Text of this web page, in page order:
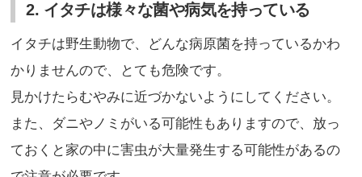
2. イタチは様々な菌や病気を持っている
イタチは野生動物で、どんな病原菌を持っているかわ
かりませんので、とても危険です。
見かけたらむやみに近づかないようにしてください。
また、ダニやノミがいる可能性もありますので、放っ
ておくと家の中に害虫が大量発生する可能性があるの